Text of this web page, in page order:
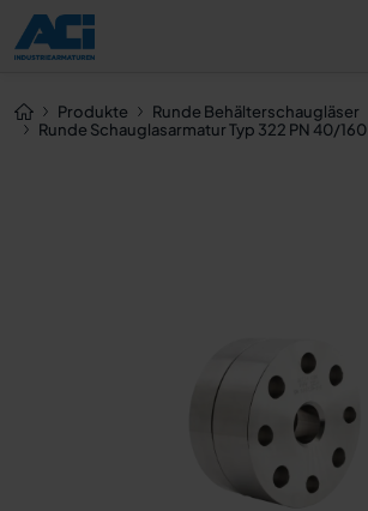
Produkte
Runde Behälterschaugläser
Runde Schauglasarmatur Typ 322 PN 40/160